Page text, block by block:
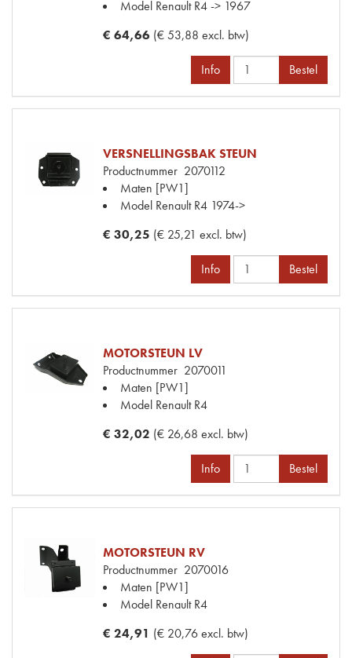
Model Renault R4 -> 1967
€ 64,66 (€ 53,88 excl. btw)
Info Bestel
VERSNELLINGSBAK STEUN
Productnummer 2070112
Maten [PW1]
Model Renault R4 1974->
€ 30,25 (€ 25,21 excl. btw)
Info Bestel
MOTORSTEUN LV
Productnummer 2070011
Maten [PW1]
Model Renault R4
€ 32,02 (€ 26,68 excl. btw)
Info Bestel
MOTORSTEUN RV
Productnummer 2070016
Maten [PW1]
Model Renault R4
€ 24,91 (€ 20,76 excl. btw)